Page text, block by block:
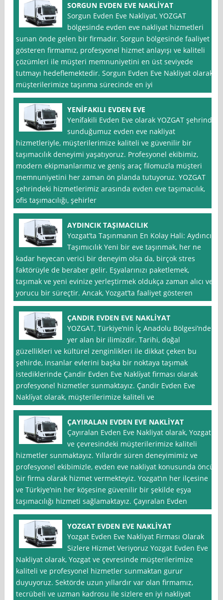
SORGUN EVDEN EVE NAKLİYAT
Sorgun Evden Eve Nakliyat, YOZGAT
bölgesinde evden eve nakliyat hizmetleri
sunan önde gelen bir firmadır. Sorgun bölgesinde faaliyet
gösteren firmamız, profesyonel hizmet anlayışı ve kaliteli
çözümleri ile müşteri memnuniyetini en üst seviyede
tutmayı hedeflemektedir. Sorgun Evden Eve Nakliyat olarak,
müşterilerimize taşınma sürecinde en iyi
YENİFAKILI EVDEN EVE
Yeni̇fakili Evden Eve olarak YOZGAT şehrinde
sunduğumuz evden eve nakliyat
hizmetleriyle, müşterilerimize kaliteli ve güvenilir bir
taşımacılık deneyimi yaşatıyoruz. Profesyonel ekibimiz,
modern ekipmanlarımız ve geniş araç filomuzla müşteri
memnuniyetini her zaman ön planda tutuyoruz. YOZGAT
şehrindeki hizmetlerimiz arasında evden eve taşımacılık,
ofis taşımacılığı, şehirler
AYDINCIK TAŞIMACILIK
Yozgat’ta Taşınmanın En Kolay Hali: Aydıncık
Taşımıcılık Yeni bir eve taşınmak, her ne
kadar heyecan verici bir deneyim olsa da, birçok stres
faktörüyle de beraber gelir. Eşyalarınızı paketlemek,
taşımak ve yeni evinize yerleştirmek oldukça zaman alıcı ve
yorucu bir süreçtir. Ancak, Yozgat’ta faaliyet gösteren
ÇANDIR EVDEN EVE NAKLİYAT
YOZGAT, Türkiye’nin İç Anadolu Bölgesi’nde
yer alan bir ilimizdir. Tarihi, doğal
güzellikleri ve kültürel zenginlikleri ile dikkat çeken bu
şehirde, insanlar evlerini başka bir noktaya taşımak
istediklerinde Çandir Evden Eve Nakli̇yat firması olarak
profesyonel hizmetler sunmaktayız. Çandir Evden Eve
Nakli̇yat olarak, müşterilerimize kaliteli ve
ÇAYIRALAN EVDEN EVE NAKLİYAT
Çayıralan Evden Eve Nakliyat olarak, Yozgat
ve çevresindeki müşterilerimize kaliteli
hizmetler sunmaktayız. Yıllardır süren deneyimimiz ve
profesyonel ekibimizle, evden eve nakliyat konusunda öncü
bir firma olarak hizmet vermekteyiz. Yozgat’ın her ilçesine
ve Türkiye’nin her köşesine güvenilir bir şekilde eşya
taşımacılığı hizmeti sağlamaktayız. Çayıralan Evden
YOZGAT EVDEN EVE NAKLİYAT
Yozgat Evden Eve Nakliyat Firması Olarak
Sizlere Hizmet Veriyoruz Yozgat Evden Eve
Nakliyat olarak, Yozgat ve çevresinde müşterilerimize
kaliteli ve profesyonel hizmetler sunmaktan gurur
duyuyoruz. Sektörde uzun yıllardır var olan firmamız,
tecrübeli ve uzman kadrosu ile sizlere en iyi nakliyat